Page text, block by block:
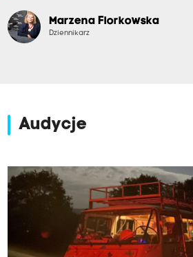
Marzena Florkowska
Dziennikarz
Audycje